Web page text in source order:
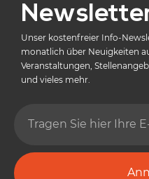
Unser kostenfreier Info-
monatlich über Neuigkeiten
Veranstaltungen,
und vieles mehr.